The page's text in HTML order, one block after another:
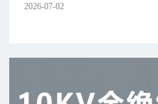
2026-07-02